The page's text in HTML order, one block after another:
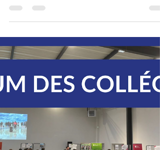
Lundi 13 avril 2026, de 9h à 12h, nous invitons
les apprenants de 3ème, 2nde à participer à notre
Matinée Découverte au Lycée Privé Saint Martin.
Cette matinée est une occasion parfaite pour vous
aider à mieux comprendre et affiner vos choix
poser toutes vos questions aux enseignants et
professionnels qui seront présents : -Bac Pro
( Accompagnement Soins et Services à la
-Bac Pro TAO ( Technique en Appareill